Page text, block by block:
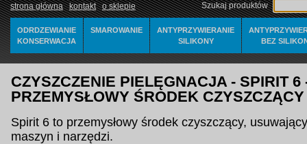
strona główna kontakt o sklepie Szukaj produktów
ODRDZEWIANIE
KONSERWACJA
SMAROWANIE
ANTYPRZYWIERANIE
SILIKONY
BEZ
CZYSZCZENIE PIELĘGNACJA - SPIRIT 6
PRZEMYSŁOWY ŚRODEK CZYSZCZĄCY
Spirit 6 to przemysłowy środek czyszczący,
maszyn i narzędzi.